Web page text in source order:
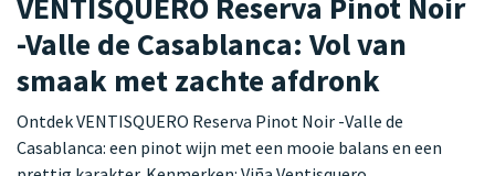
VENTISQUERO Reserva Pinot Noir
-Valle de Casablanca: Vol van
smaak met zachte afdronk
Ontdek VENTISQUERO Reserva Pinot Noir -Valle de
Casablanca: een pinot wijn met een mooie balans en een